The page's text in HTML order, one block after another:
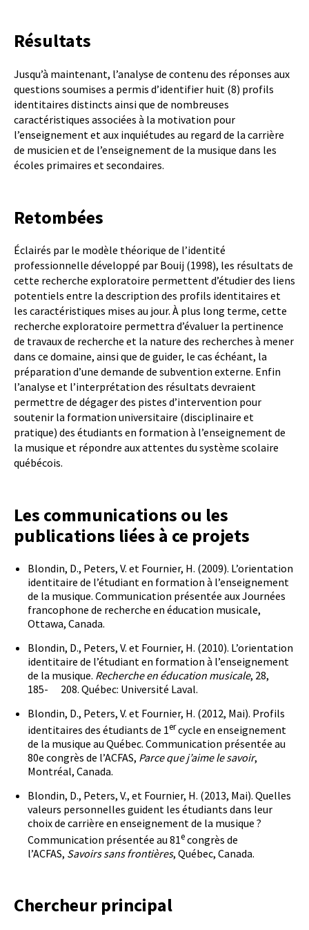
Résultats
Jusqu’à maintenant, l’analyse de contenu des réponses aux
questions soumises a permis d’identifier huit (8) profils
identitaires distincts ainsi que de nombreuses
caractéristiques associées à la motivation pour
l’enseignement et aux inquiétudes au regard de la carrière
de musicien et de l’enseignement de la musique dans les
écoles primaires et secondaires.
Retombées
Éclairés par le modèle théorique de l’identité
professionnelle développé par Bouij (1998), les résultats de
cette recherche exploratoire permettent d’étudier des liens
potentiels entre la description des profils identitaires et
les caractéristiques mises au jour. À plus long terme, cette
recherche exploratoire permettra d’évaluer la pertinence
de travaux de recherche et la nature des recherches à mener
dans ce domaine, ainsi que de guider, le cas échéant, la
préparation d’une demande de subvention externe. Enfin
l’analyse et l’interprétation des résultats devraient
permettre de dégager des pistes d’intervention pour
soutenir la formation universitaire (disciplinaire et
pratique) des étudiants en formation à l’enseignement de
la musique et répondre aux attentes du système scolaire
québécois.
Les communications ou les
publications liées à ce projets
Blondin, D., Peters, V. et Fournier, H. (2009). L’orientation
identitaire de l’étudiant en formation à l’enseignement
de la musique. Communication présentée aux Journées
francophone de recherche en éducation musicale,
Ottawa, Canada.
Blondin, D., Peters, V. et Fournier, H. (2010). L’orientation
identitaire de l’étudiant en formation à l’enseignement
de la musique. Recherche en éducation musicale, 28,
185- 208. Québec: Université Laval.
Blondin, D., Peters, V. et Fournier, H. (2012, Mai). Profils
identitaires des étudiants de 1ercycle en enseignement
de la musique au Québec. Communication présentée au
80e congrès de l’ACFAS, Parce que j’aime le savoir,
Montréal, Canada.
Blondin, D., Peters, V., et Fournier, H. (2013, Mai). Quelles
valeurs personnelles guident les étudiants dans leur
choix de carrière en enseignement de la musique ?
Communication présentée au 81econgrès de
l’ACFAS, Savoirs sans frontières, Québec, Canada.
Chercheur principal